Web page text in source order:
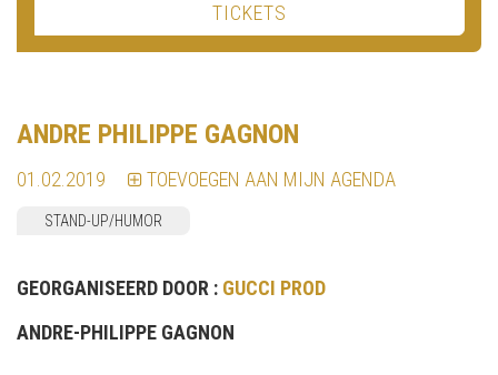
TICKETS
ANDRE PHILIPPE GAGNON
01.02.2019 TOEVOEGEN AAN MIJN AGENDA
STAND-UP/HUMOR
GEORGANISEERD DOOR : GUCCI PROD
ANDRE-PHILIPPE GAGNON